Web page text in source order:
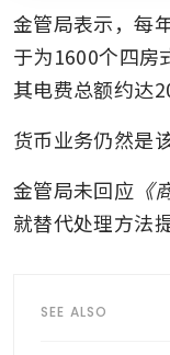
金管局表示，每
于为1600个四房
其电费总额约达
货币业务仍然是
金管局未回应
就替代处理方法
SEE ALSO